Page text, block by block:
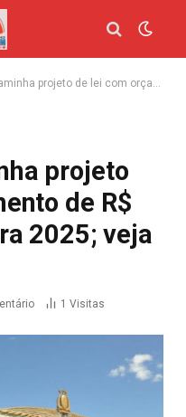
lei com orçamento de R$ 17,39 bilhões para 2025; veja valores
projeto
de R$
2025; veja
1 Visitas